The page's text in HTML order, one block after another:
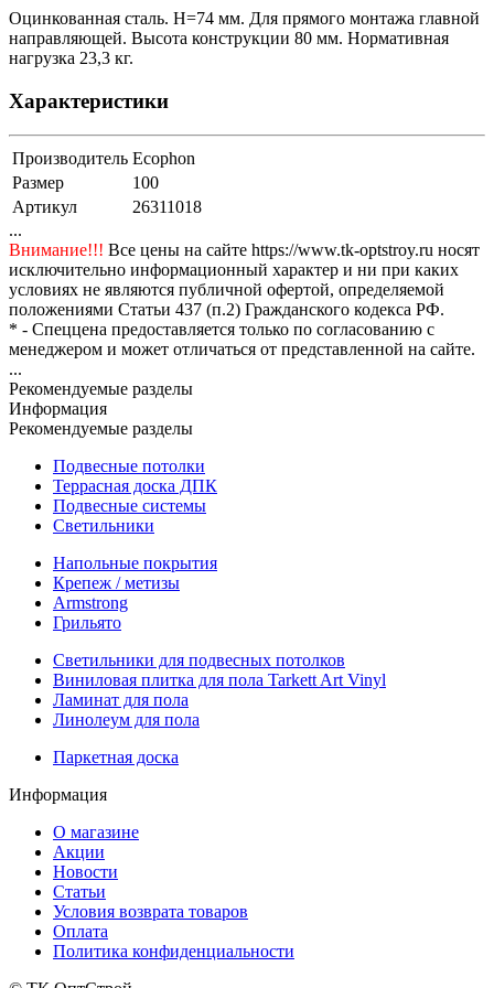
Оцинкованная сталь. H=74 мм. Для прямого монтажа главной
направляющей. Высота конструкции 80 мм. Нормативная
нагрузка 23,3 кг.
Характеристики
Производитель Ecophon
Размер
100
Артикул
26311018
...
Внимание!!! Все цены на сайте https://www.tk-optstroy.ru носят
исключительно информационный характер и ни при каких
условиях не являются публичной офертой, определяемой
положениями Статьи 437 (п.2) Гражданского кодекса РФ.
* - Спеццена предоставляется только по согласованию с
менеджером и может отличаться от представленной на сайте.
...
Рекомендуемые разделы
Информация
Рекомендуемые разделы
Подвесные потолки
Террасная доска ДПК
Подвесные системы
Светильники
Напольные покрытия
Крепеж / метизы
Armstrong
Грильято
Светильники для подвесных потолков
Виниловая плитка для пола Tarkett Art Vinyl
Ламинат для пола
Линолеум для пола
Паркетная доска
Информация
О магазине
Акции
Новости
Статьи
Условия возврата товаров
Оплата
Политика конфиденциальности